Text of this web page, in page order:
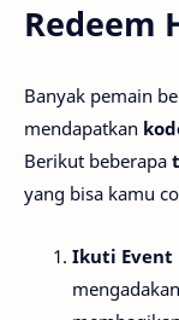
Redeem
Banyak pemain
mendapatkan
Berikut beberapa
yang bisa kamu
Ikuti Event